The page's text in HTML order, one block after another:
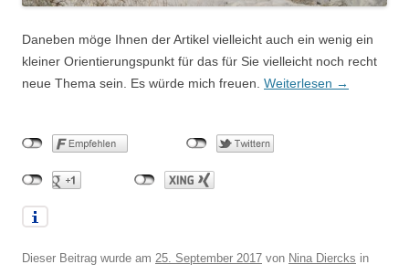
Daneben möge Ihnen der Artikel vielleicht auch ein wenig ein
kleiner Orientierungspunkt für das für Sie vielleicht noch recht
neue Thema sein. Es würde mich freuen. Weiterlesen →
Dieser Beitrag wurde am 25. September 2017 von Nina Diercks in